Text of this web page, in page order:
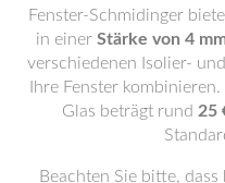
Fenster-Schmidinger
in einer Stärke von 4
verschiedenen Isolier-
Ihre Fenster
Glas beträgt rund 25
Beachten Sie bitte,